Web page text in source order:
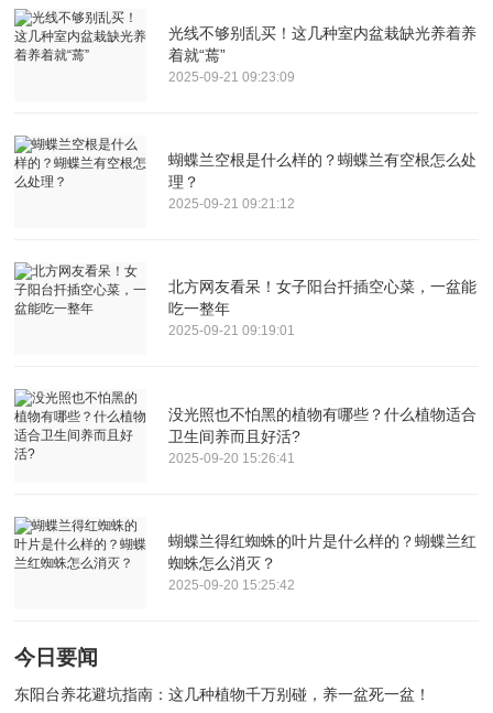
光线不够别乱买！这几种室内盆栽缺光养着养
着就“蔫”
2025-09-21 09:23:09
蝴蝶兰空根是什么样的？蝴蝶兰有空根怎么处
理？
2025-09-21 09:21:12
北方网友看呆！女子阳台扦插空心菜，一盆能
吃一整年
2025-09-21 09:19:01
没光照也不怕黑的植物有哪些？什么植物适合
卫生间养而且好活?
2025-09-20 15:26:41
蝴蝶兰得红蜘蛛的叶片是什么样的？蝴蝶兰红
蜘蛛怎么消灭？
2025-09-20 15:25:42
今日要闻
东阳台养花避坑指南：这几种植物千万别碰，养一盆死一盆！